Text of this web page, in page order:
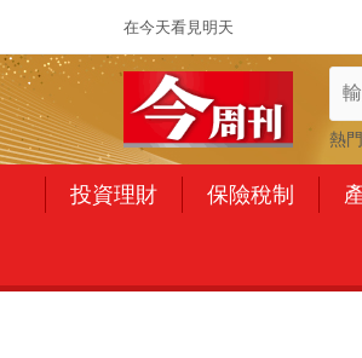
在今天看見明天
熱門
投資理財 保險稅制